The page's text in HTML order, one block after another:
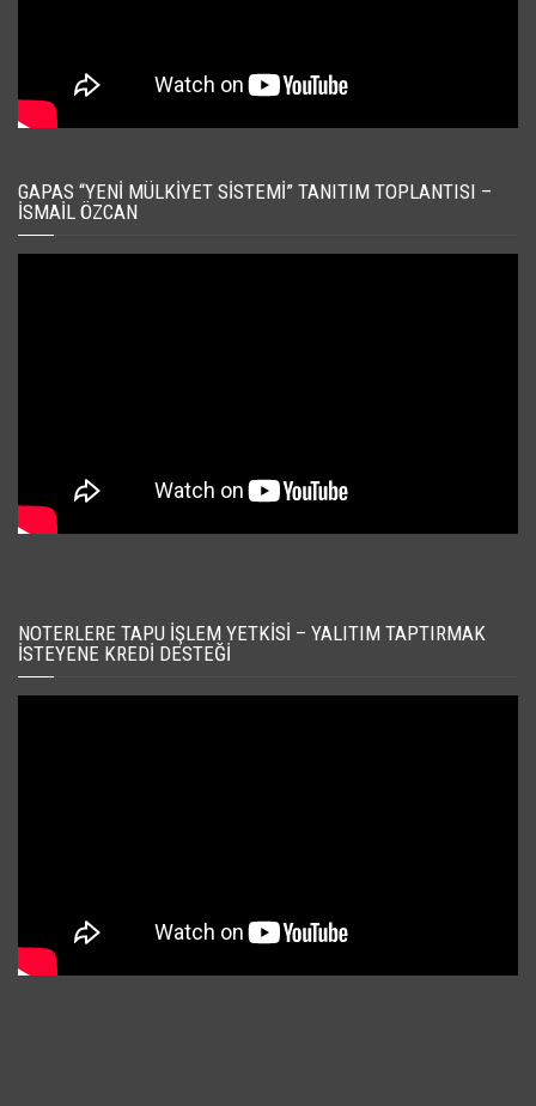
GAPAS “YENI MÜLKIYET SISTEMI” TANITIM TOPLANTISI –
İSMAIL ÖZCAN
NOTERLERE TAPU İŞLEM YETKISI – YALITIM TAPTIRMAK
İSTEYENE KREDI DESTEĞI